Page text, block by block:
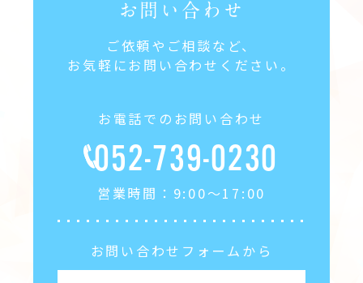
お問い合わせ
ご依頼やご相談など、
お気軽にお問い合わせください。
お電話でのお問い合わせ
052-739-0230
営業時間：9:00〜17:00
お問い合わせフォームから